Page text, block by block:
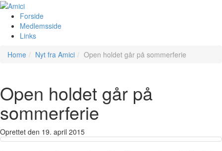
Forside
Medlemsside
Links
Home
Nyt fra Amici Open holdet går på sommerferie
Open holdet går på
sommerferie
Oprettet den 19. april 2015